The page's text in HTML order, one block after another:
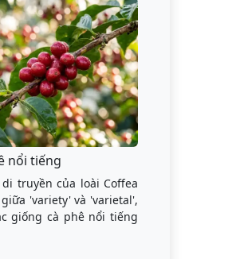
nổi tiếng
truyền của loài Coffea
'variety' và 'varietal',
giống cà phê nổi tiếng